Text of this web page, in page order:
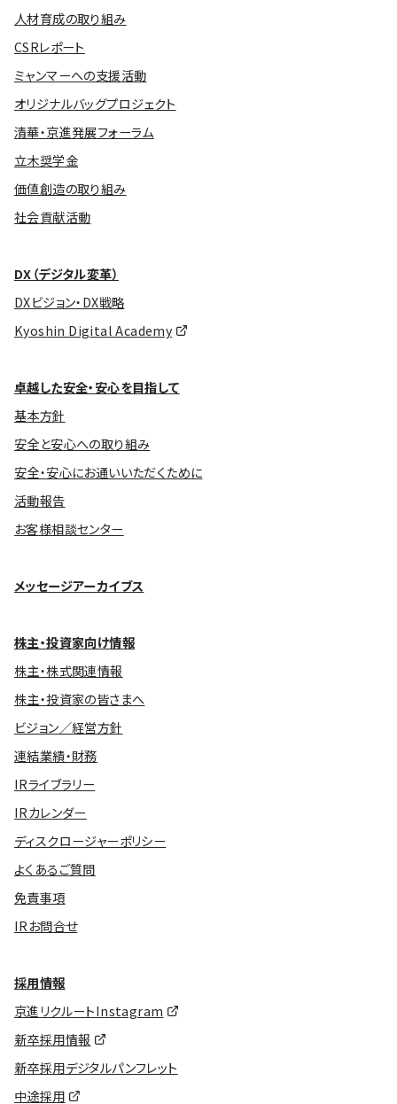
人材育成の取り組み
CSRレポート
ミャンマーへの支援活動
オリジナルバッグプロジェクト
清華・京進発展フォーラム
立木奨学金
価値創造の取り組み
社会貢献活動
DX（デジタル変革）
DXビジョン・DX戦略
Kyoshin Digital Academy
卓越した安全・安心を目指して
基本方針
安全と安心への取り組み
安全・安心にお通いいただくために
活動報告
お客様相談センター
メッセージアーカイブス
株主・投資家向け情報
株主・株式関連情報
株主・投資家の皆さまへ
ビジョン／経営方針
連結業績・財務
IRライブラリー
IRカレンダー
ディスクロージャーポリシー
よくあるご質問
免責事項
IRお問合せ
採用情報
京進リクルートInstagram
新卒採用情報
新卒採用デジタルパンフレット
中途採用